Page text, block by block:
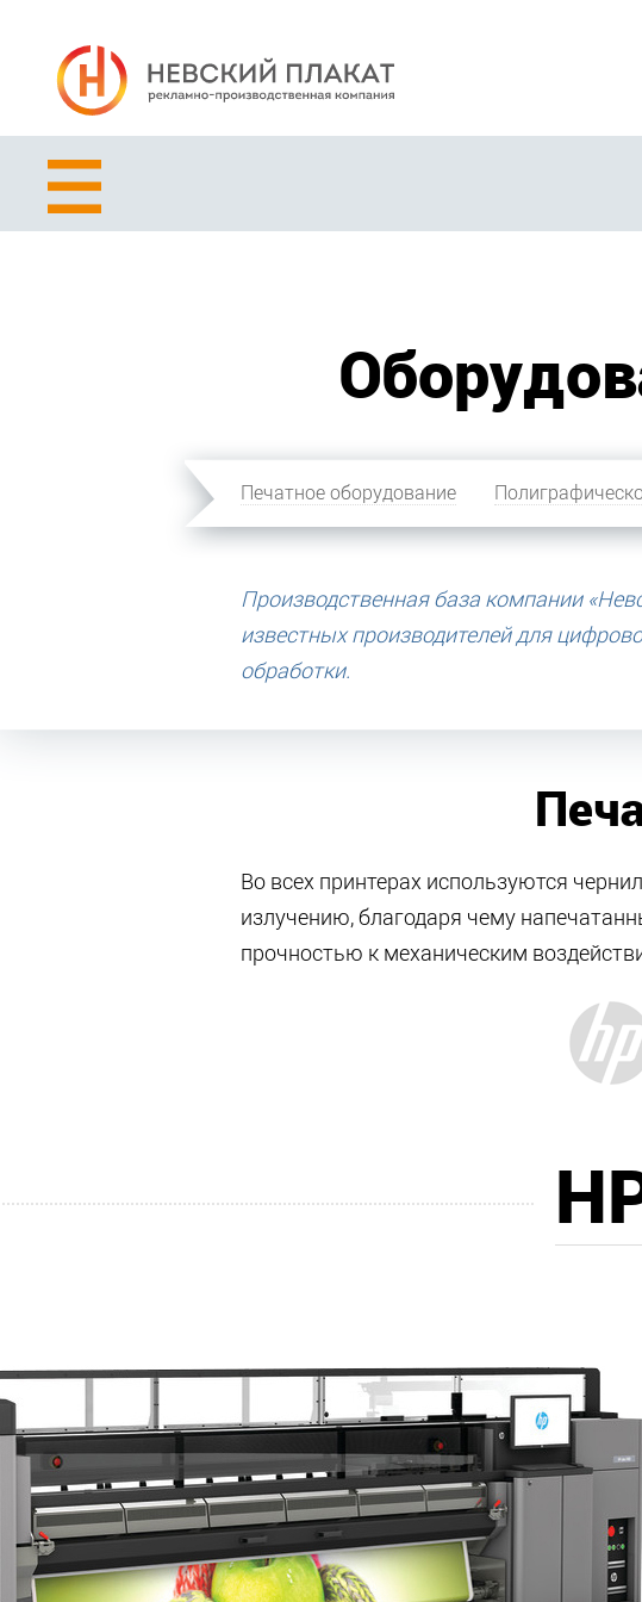
Печатное оборудование
Производственная база компании
известных производителей для
обработки.
Во всех принтерах используются
излучению, благодаря чему
прочностью к механическим